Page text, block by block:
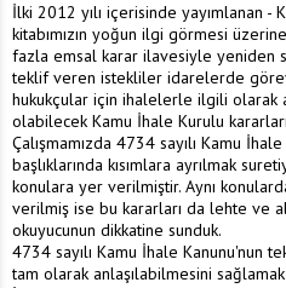
İlki 2012 yılı içerisinde yayımlanan -
kitabımızın yoğun ilgi görmesi
fazla emsal karar ilavesiyle
teklif veren istekliler idarelerde
hukukçular için ihalelerle ilgili olarak
olabilecek Kamu İhale Kurulu
Çalışmamızda 4734 sayılı Kamu
başlıklarında kısımlara ayrılmak
konulara yer verilmiştir. Aynı
verilmiş ise bu kararları da lehte ve
okuyucunun dikkatine sunduk.
4734 sayılı Kamu İhale Kanunu'nun
tam olarak anlaşılabilmesini